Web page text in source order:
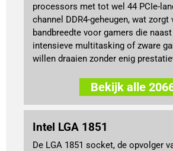
processors met tot wel 44 PCIe-
channel DDR4-geheugen, wat
bandbreedte voor gamers die
intensieve multitasking of zware
willen draaien zonder enig
Bekijk alle
Intel LGA 1851
De LGA 1851 socket, de opvolger